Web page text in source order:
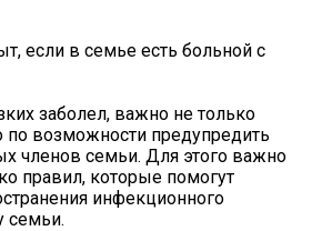
если в семье есть больной с
заболел, важно не только
по возможности предупредить
членов семьи. Для этого важно
правил, которые помогут
инфекционного
семьи.